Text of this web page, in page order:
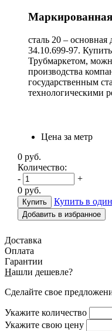
Маркированная
сталь 20 –
34.10.699-97.
Трубмаркетом,
производства
государственным
технологическими
Цена за метр
0 руб.
Количество:
-
+
0 руб.
Купить в
Добавить в избранное
Доставка
Оплата
Гарантии
Нашли дешевле?
Сделайте свое
Укажите количество
Укажите свою цену